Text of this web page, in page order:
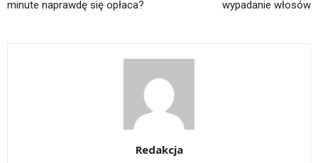
minute naprawdę się opłaca? wypadanie włosów
Redakcja